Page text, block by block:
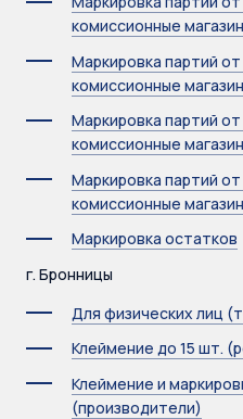
комиссионные
Маркировка партий
комиссионные
Маркировка партий
комиссионные
Маркировка партий
комиссионные
Маркировка остатков
г. Бронницы
Для физических лиц
Клеймение до 15 шт.
Клеймение и
(производители)